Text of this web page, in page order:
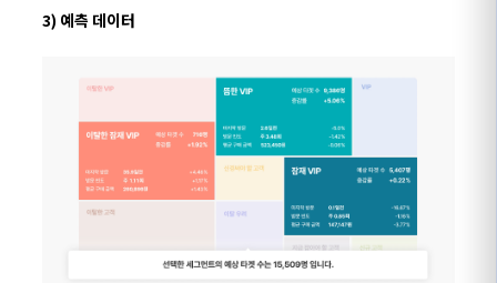
3) 예측 데이터